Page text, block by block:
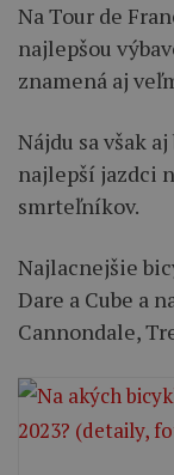
Na Tour de
najlepšou
znamená aj
Nájdu sa však
najlepší jazdci
smrteľníkov.
Najlacnejšie
Dare a Cube a
Cannondale,